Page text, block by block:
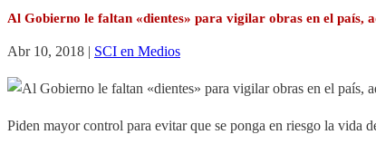
Al Gobierno le faltan «dientes» para vigilar obras en el país,
Abr 10, 2018 | SCI en Medios
Piden mayor control para evitar que se ponga en riesgo la vida